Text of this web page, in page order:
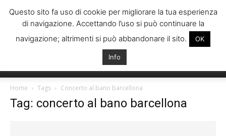
Italiani
Home Tags Concerto al bano barcellona
Tag: concerto al bano barcellona
Questo sito fa uso di cookie per migliorare la tua esperienza
di navigazione. Accettando l’uso si può continuare la
navigazione; altrimenti si può abbandonare il sito.
OK
Info